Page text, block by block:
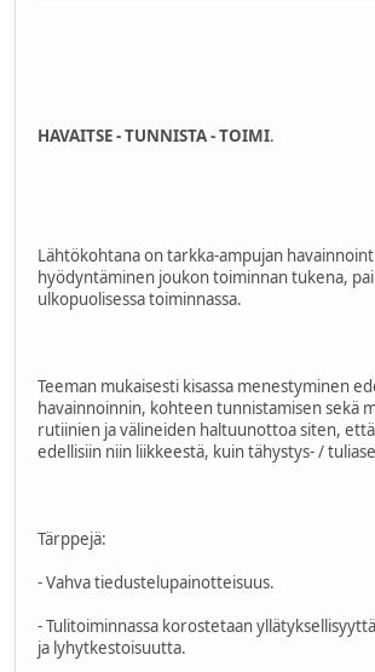
HAVAITSE - TUNNISTA - TOIMI.
Lähtökohtana on tarkka-ampujan
hyödyntäminen joukon toiminnan tukena,
ulkopuolisessa toiminnassa.
Teeman mukaisesti kisassa menestyminen
havainnoinnin, kohteen tunnistamisen sekä
rutiinien ja välineiden haltuunottoa siten,
edellisiin niin liikkeestä, kuin tähystys- /
Tärppejä:
- Vahva tiedustelupainotteisuus.
- Tulitoiminnassa korostetaan
ja lyhytkestoisuutta.